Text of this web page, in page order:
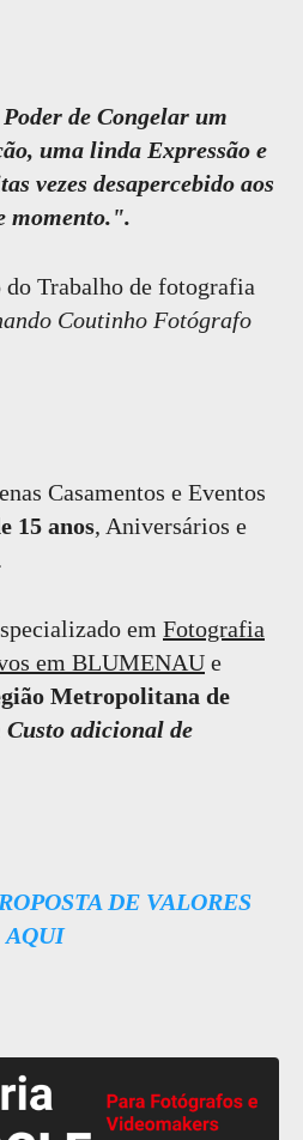
de Congelar um
uma linda Expressão e
vezes desapercebido aos
momento.".
Trabalho de fotografia
Coutinho Fotógrafo
Casamentos e Eventos
15 anos, Aniversários e
em Fotografia
em BLUMENAU e
Metropolitana de
Custo adicional de
DE VALORES
AQUI